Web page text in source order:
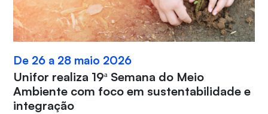
De 26 a 28 maio 2026
Unifor realiza 19ª Semana do Meio
Ambiente com foco em sustentabilidade e
integração